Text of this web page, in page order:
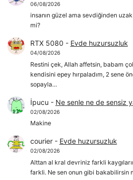
06/08/2026
insanın güzel ama sevdiğinden
mi?
RTX 5080 - Evde huzursuzluk
04/08/2026
Restini çek, Allah affetsin, babam
kendisini epey hırpaladım, 2 sene
sopayla…
İpucu - Ne senle ne de sensiz
02/08/2026
Makine
courier- Evde huzursuzluk
02/08/2026
Alttan al kral devriniz farkli
farkli. Ne sen onun gibi bakabilirsin